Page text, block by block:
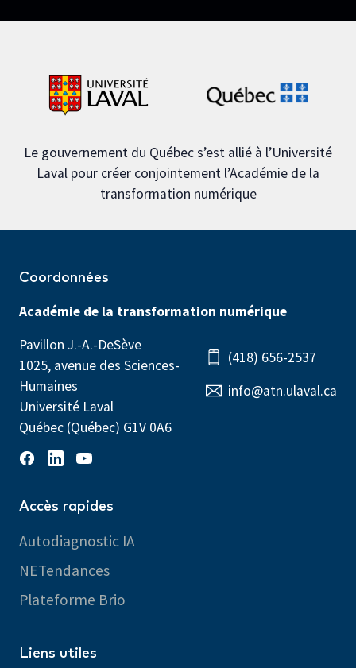
Le gouvernement du Québec s’est allié à l’Université
Laval pour créer conjointement l’Académie de la
transformation numérique
Coordonnées
Académie de la transformation numérique
Pavillon J.-A.-DeSève
1025, avenue des Sciences-
Humaines
Université Laval
Québec (Québec) G1V 0A6
(418) 656-2537
info@atn.ulaval.ca
Accès rapides
Autodiagnostic IA
NETendances
Plateforme Brio
Liens utiles